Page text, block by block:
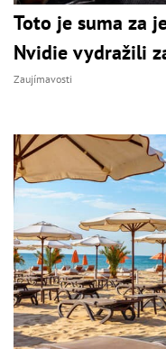
Toto je suma za
Nvidie vydražili
Zaujímavosti